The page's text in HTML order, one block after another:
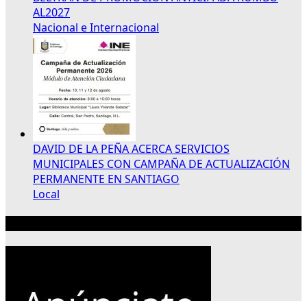
AL2027
Nacional e Internacional
DAVID DE LA PEÑA ACERCA SERVICIOS
MUNICIPALES CON CAMPAÑA DE ACTUALIZACIÓN
PERMANENTE EN SANTIAGO
Local